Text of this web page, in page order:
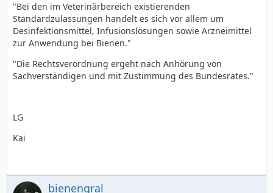
"Bei den im Veterinärbereich existierenden
Standardzulassungen handelt es sich vor allem um
Desinfektionsmittel, Infusionslösungen sowie Arzneimittel
zur Anwendung bei Bienen."
"Die Rechtsverordnung ergeht nach Anhörung von
Sachverständigen und mit Zustimmung des Bundesrates."
LG
Kai
bienengral